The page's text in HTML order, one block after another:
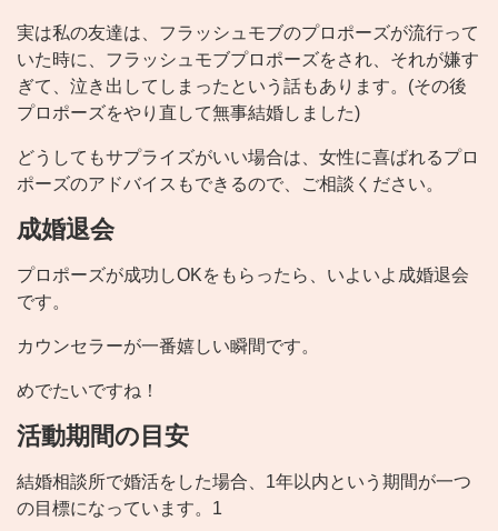
実は私の友達は、フラッシュモブのプロポーズが流行って
いた時に、フラッシュモブプロポーズをされ、それが嫌す
ぎて、泣き出してしまったという話もあります。(その後
プロポーズをやり直して無事結婚しました)
どうしてもサプライズがいい場合は、女性に喜ばれるプロ
ポーズのアドバイスもできるので、ご相談ください。
成婚退会
プロポーズが成功しOKをもらったら、いよいよ成婚退会
です。
カウンセラーが一番嬉しい瞬間です。
めでたいですね！
活動期間の目安
結婚相談所で婚活をした場合、1年以内という期間が一つ
の目標になっています。1